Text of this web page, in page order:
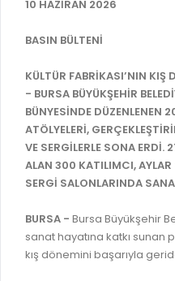
BİLGİ EDİNME
MECLİS
MECLİS ÜYELERİ
KOMİSYON ÜYELERİ
MECLİS KARARLARI
MECLİS GÜNDEMİ VE
YAYIN / PLAN /
STRATEJİK PLANLAR
PERFORMANS
YANGIN SİGORTA E-
ORKESTRA KAYIT
SEYAHAT KARTI
BURSA AKADEMİ
ÜCRETSİZ WİFİ
İTFAİYE RAPORU
ONLİNE KATI ATIK
10 HAZİRAN 2026
BASIN BÜLTENİ
KÜLTÜR FABRİKASI’NIN KIŞ
- BURSA BÜYÜKŞEHİR
BÜNYESİNDE
ATÖLYELERİ,
VE SERGİLERLE SONA ERDİ.
ALAN 300 KATILIMCI, AYLAR
SERGİ SALONLARINDA
BURSA - Bursa Büyükşehir
sanat hayatına katkı sunan
kış dönemini başarıyla